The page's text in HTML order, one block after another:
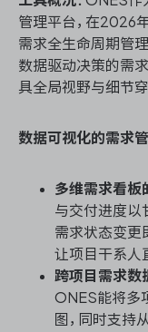
管理平台，在2026
需求全生命周期管
数据驱动决策的需
具全局视野与细节
数据可视化的需求
多维需求看板
与交付进度以
需求状态变更
让项目干系人
跨项目需求数
ONES能将多
图，同时支持